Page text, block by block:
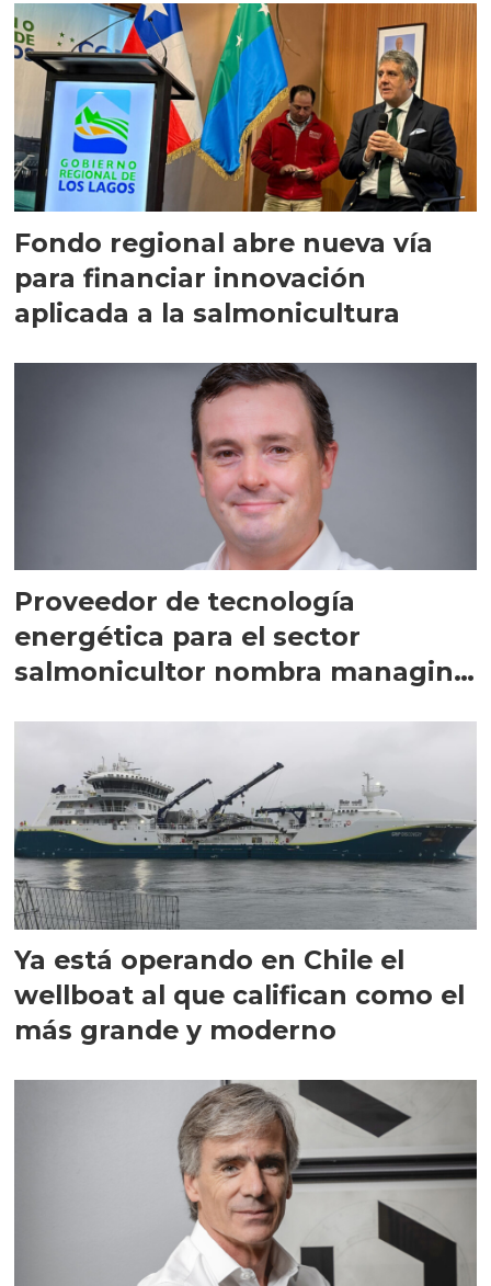
Fondo regional abre nueva vía
para financiar innovación
aplicada a la salmonicultura
Proveedor de tecnología
energética para el sector
salmonicultor nombra managing
Ya está operando en Chile el
wellboat al que califican como el
más grande y moderno